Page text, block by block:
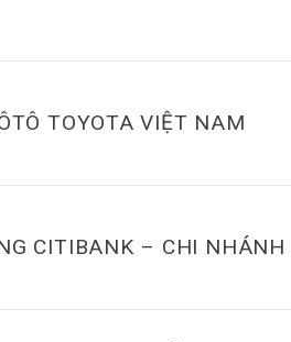
TOYOTA VIỆT NAM
CITIBANK – CHI